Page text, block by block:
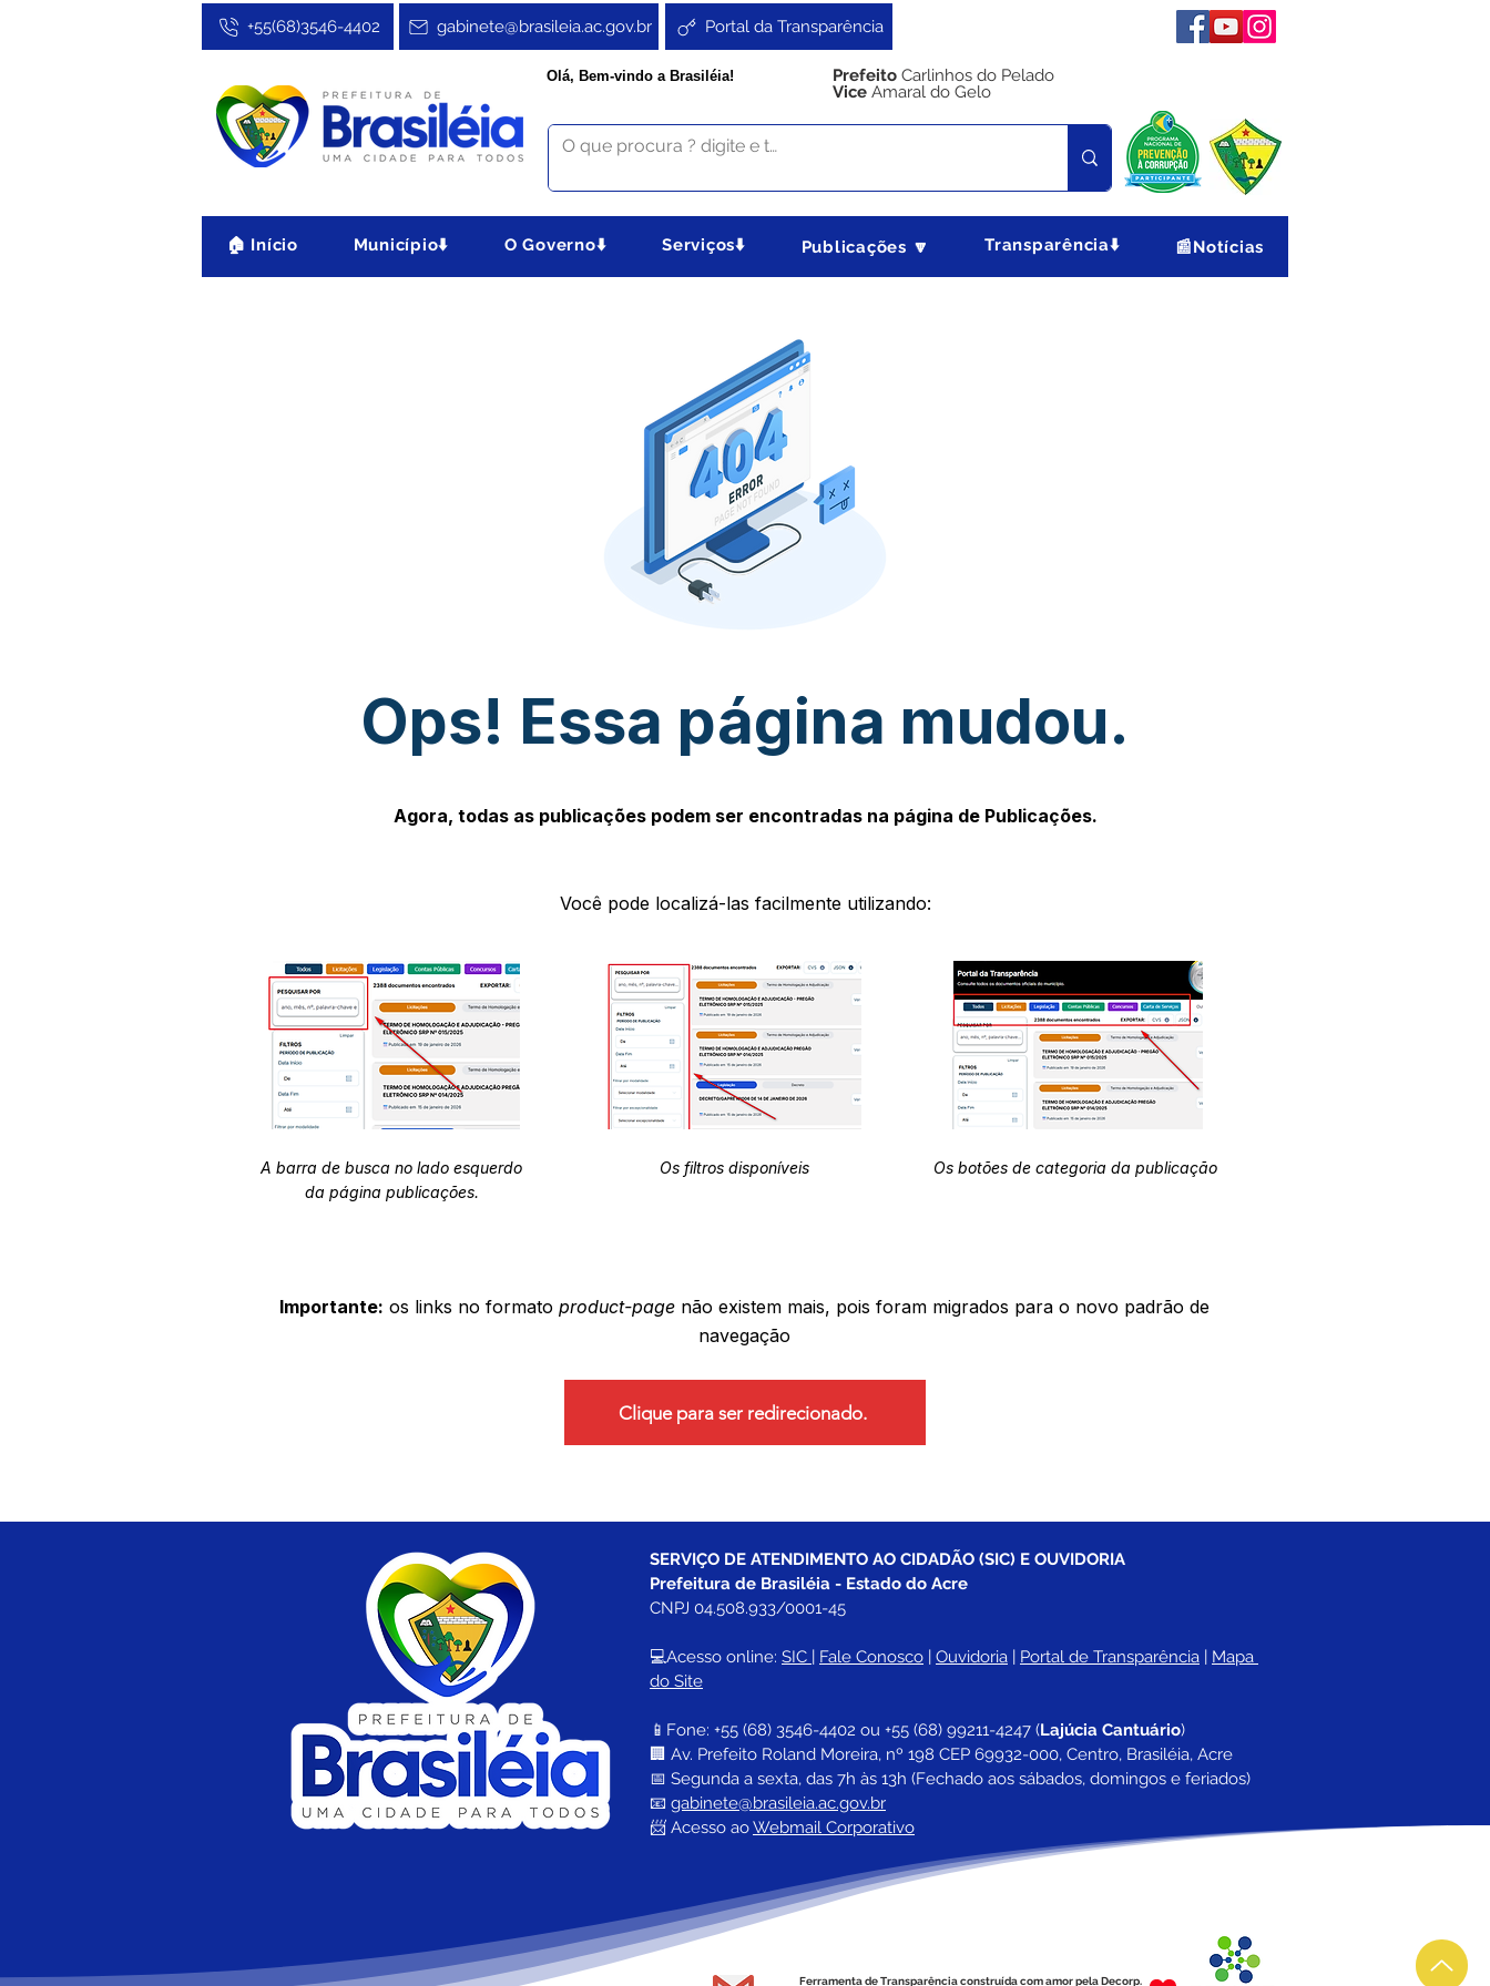
Portal da Transparência
gabinete@brasileia.ac.gov.br
+55(68)3546-4402
Olá, Bem-vindo a Brasiléia! Prefeito Carlinhos do Pelado
Vice Amaral do Gelo
🏠 Início Município⬇️ O Governo⬇️ Serviços⬇️ Publicações 🔽 Transparência⬇️ 📰Notícias
Ops! Essa página mudou.
Agora, todas as publicações podem ser encontradas na página de Publicações.
Você pode localizá-las facilmente utilizando:
A barra de busca no lado esquerdo
da página publicações.
Os filtros disponíveis Os botões de categoria da publicação
Importante: os links no formato product-page não existem mais, pois foram migrados para o novo padrão de
navegação
Clique para ser redirecionado.
SERVIÇO DE ATENDIMENTO AO CIDADÃO (SIC) E OUVIDORIA
Prefeitura de Brasiléia - Estado do Acre
CNPJ 04.508.933/0001-45
💻Acesso online: SIC | Fale Conosco | Ouvidoria | Portal de Transparência | Mapa
do Site
📱Fone: +55 (68) 3546-4402 ou +55 (68) 99211-4247 (Lajúcia Cantuário)
🏢 Av. Prefeito Roland Moreira, nº 198 CEP 69932-000, Centro, Brasiléia, Acre
📅 Segunda a sexta, das 7h às 13h (Fechado aos sábados, domingos e feriados)
📧 gabinete@brasileia.ac.gov.br
📨 Acesso ao Webmail Corporativo
Ferramenta de Transparência construída com amor pela Decorp.